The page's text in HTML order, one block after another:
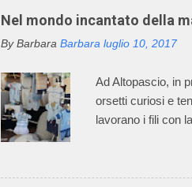
n
c
o
m
e
n
t
o
Nel mondo incantato della
By Barbara Barbara luglio 10, 2017
Ad Altopascio, in
orsetti curiosi e
lavorano i fili con
maglieria e per il
diventata leader